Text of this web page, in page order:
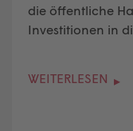
die öffentliche
Investitionen in
WEITERLESEN